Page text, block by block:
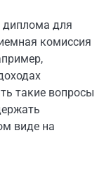
диплома для
комиссия
такие вопросы
виде на